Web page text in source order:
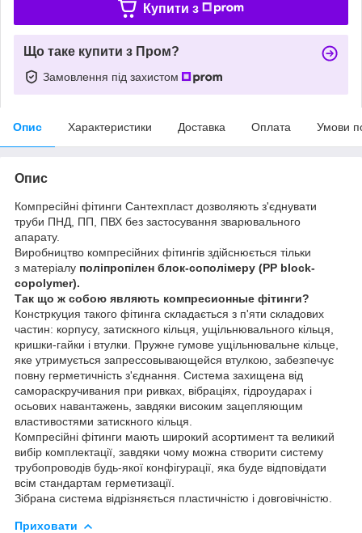
Купити з
Що таке купити з Пром?
Замовлення під захистом
Опис Характеристики Доставка Оплата Умови
Опис
Компресійні фітинги Сантехпласт дозволяють з'єднувати
труби ПНД, ПП, ПВХ без застосування зварювального
апарату.
Виробництво компресійних фітингів здійснюється тільки
з матеріалу поліпропілен блок-сополімеру (PP block-
copolymer).
Так що ж собою являють компресионные фітинги?
Констркуция такого фітинга складається з п'яти складових
частин: корпусу, затискного кільця, ущільнювального кільця,
кришки-гайки і втулки. Пружне гумове ущільнювальне кільце,
яке утримується запрессовывающейся втулкою, забезпечує
повну герметичність з'єднання. Система захищена від
самораскручивания при ривках, вібраціях, гідроударах і
осьових навантажень, завдяки високим зацепляющим
властивостями затискного кільця.
Компресійні фітинги мають широкий асортимент та великий
вибір комплектації, завдяки чому можна створити систему
трубопроводів будь-якої конфігурації, яка буде відповідати
всім стандартам герметизації.
Зібрана система відрізняється пластичністю і довговічністю.
Приховати